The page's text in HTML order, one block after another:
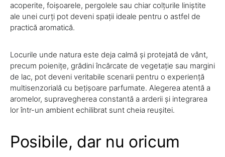
acoperite, foișoarele, pergolele sau chiar colțurile liniștite
ale unei curți pot deveni spații ideale pentru o astfel de
practică aromatică.
Locurile unde natura este deja calmă și protejată de vânt,
precum poienițe, grădini încărcate de vegetație sau margini
de lac, pot deveni veritabile scenarii pentru o experiență
multisenzorială cu bețișoare parfumate. Alegerea atentă a
aromelor, supravegherea constantă a arderii și integrarea
lor într-un ambient echilibrat sunt cheia reușitei.
Posibile, dar nu oricum